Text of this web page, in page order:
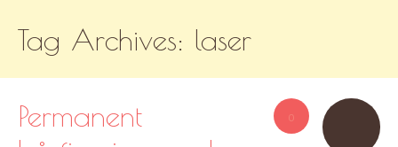
TO
CONTENT
Tag Archives: laser
0
Permanent